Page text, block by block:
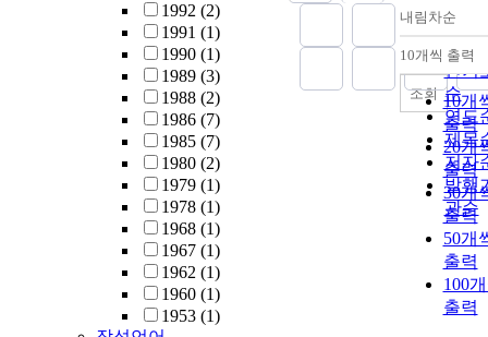
1992 (2)
1991 (1)
1990 (1)
1989 (3)
1988 (2)
1986 (7)
1985 (7)
1980 (2)
1979 (1)
1978 (1)
1968 (1)
1967 (1)
1962 (1)
1960 (1)
1953 (1)
정확
순
인기
순
연도
제목
저자
발행
관순
내림차순
내림
10개씩 출력
10개
출력
20개
출력
30개
출력
50개
출력
100
출력
조회